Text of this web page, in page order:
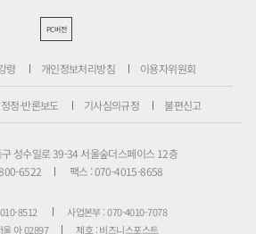
PC버전
령 개인정보처리방침 이용자위원회
정정·반론보도 기사심의규정 불편신고
성수일로 39-34 서울숲더스페이스 12층
6522
팩스 : 070-4015-8658
8512
사업본부 : 070-4010-7078
울 아 02897
제호 : 비즈니스포스트